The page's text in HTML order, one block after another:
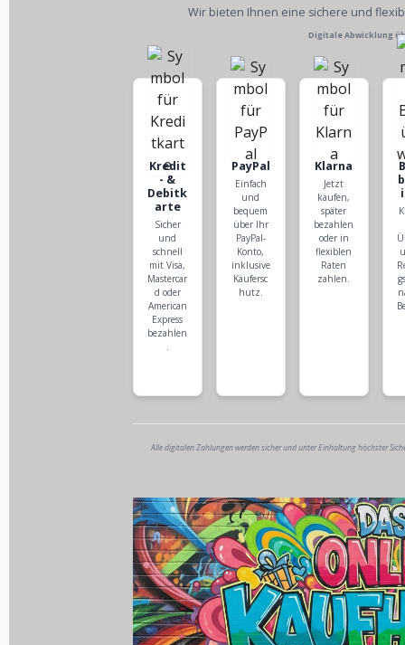
Wir bieten Ihnen eine sichere und
Digitale Abwicklung
Kredit
- &
Debitk
arte
Sicher
und
schnell
mit Visa,
Mastercar
d oder
American
Express
bezahlen
.
PayPal
Einfach
und
bequem
über Ihr
PayPal-
Konto,
inklusive
Käufersc
hutz.
Klarna
Jetzt
kaufen,
später
bezahlen
oder in
flexiblen
Raten
zahlen.
Alle digitalen Zahlungen werden sicher und unter Einhaltung höchster